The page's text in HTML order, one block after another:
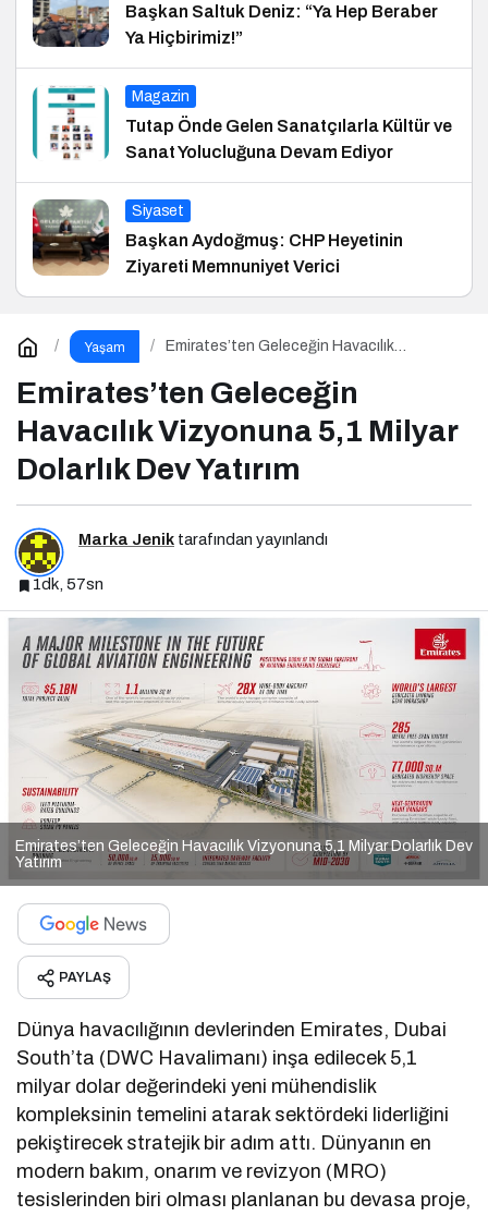
Başkan Saltuk Deniz: “Ya Hep Beraber
Ya Hiçbirimiz!”
Magazin
Tutap Önde Gelen Sanatçılarla Kültür ve
Sanat Yolucluğuna Devam Ediyor
Siyaset
Başkan Aydoğmuş: CHP Heyetinin
Ziyareti Memnuniyet Verici
Yaşam
Emirates’ten Geleceğin Havacılık
Emirates’ten Geleceğin
Havacılık Vizyonuna 5,1 Milyar
Dolarlık Dev Yatırım
Marka Jenik tarafından yayınlandı
1dk, 57sn
Emirates’ten Geleceğin Havacılık Vizyonuna 5,1 Milyar Dolarlık Dev
Yatırım
PAYLAŞ
Dünya havacılığının devlerinden Emirates, Dubai
South’ta (DWC Havalimanı) inşa edilecek 5,1
milyar dolar değerindeki yeni mühendislik
kompleksinin temelini atarak sektördeki liderliğini
pekiştirecek stratejik bir adım attı. Dünyanın en
modern bakım, onarım ve revizyon (MRO)
tesislerinden biri olması planlanan bu devasa proje,